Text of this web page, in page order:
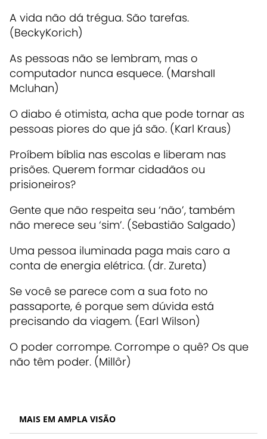
A vida não dá trégua. São tarefas.
(BeckyKorich)
As pessoas não se lembram, mas o
computador nunca esquece. (MarshaII
Mcluhan)
O diabo é otimista, acha que pode tornar as
pessoas piores do que já são. (Karl Kraus)
Proíbem bíblia nas escolas e liberam nas
prisões. Querem formar cidadãos ou
prisioneiros?
Gente que não respeita seu ‘não’, também
não merece seu ‘sim’. (Sebastião Salgado)
Uma pessoa iluminada paga mais caro a
conta de energia elétrica. (dr. Zureta)
Se você se parece com a sua foto no
passaporte, é porque sem dúvida está
precisando da viagem. (Earl Wilson)
O poder corrompe. Corrompe o quê? Os que
não têm poder. (Millôr)
MAIS EM AMPLA VISÃO